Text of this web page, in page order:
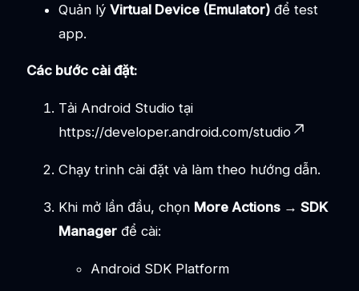
Quản lý Virtual Device (Emulator) để test
app.
Các bước cài đặt:
Tải Android Studio tại
https://developer.android.com/studio
Chạy trình cài đặt và làm theo hướng dẫn.
Khi mở lần đầu, chọn More Actions → SDK
Manager để cài:
Android SDK Platform